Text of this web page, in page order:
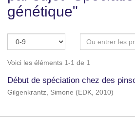
génétique"
Voici les éléments 1-1 de 1
Début de spéciation chez des
Gilgenkrantz, Simone (EDK, 2010)